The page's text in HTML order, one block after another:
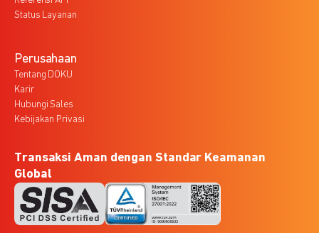
Status Layanan
Perusahaan
Tentang DOKU
Karir
Hubungi Sales
Kebijakan Privasi
Transaksi Aman dengan Standar Keamanan
Global